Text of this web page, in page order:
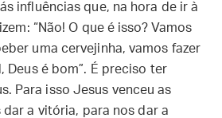
influências que, na hora de ir à
“Não! O que é isso? Vamos
uma cervejinha, vamos fazer
Deus é bom”. É preciso ter
Para isso Jesus venceu as
a vitória, para nos dar a